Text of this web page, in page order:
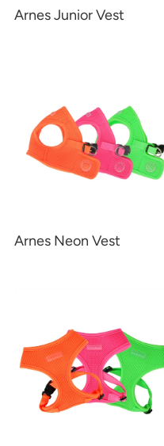
Arnes Junior Vest
Arnes Neon Vest